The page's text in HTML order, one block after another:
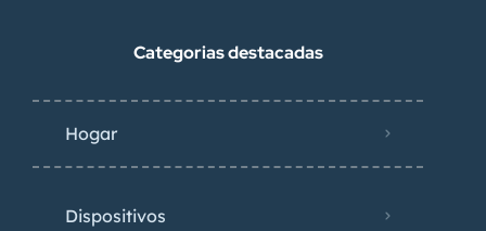
Categorias destacadas
Hogar
Dispositivos